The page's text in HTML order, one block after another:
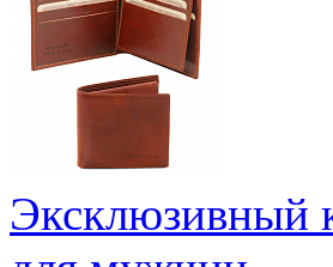
Эксклюзивный